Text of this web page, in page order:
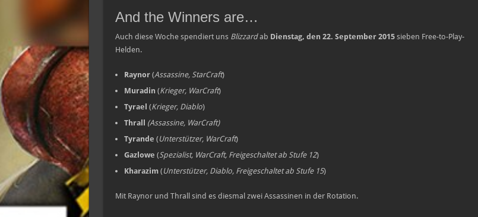
Storm
to-
Play-
And the Winners are…
Auch diese Woche spendiert uns Blizzardab Dienstag, den 22. September 2015sieben Free-to-Play-
Helden.
Raynor(Assassine, StarCraft)
Muradin(Krieger, WarCraft)
Tyrael (Krieger, Diablo)
Thrall
(Assassine, WarCraft)
Tyrande (Unterstützer, WarCraft)
Gazlowe (Spezialist, WarCraft, Freigeschaltet ab Stufe 12)
Kharazim(Unterstützer, Diablo, Freigeschaltet ab Stufe 15)
Mit Raynor und Thrall sind es diesmal zwei Assassinen in der Rotation.